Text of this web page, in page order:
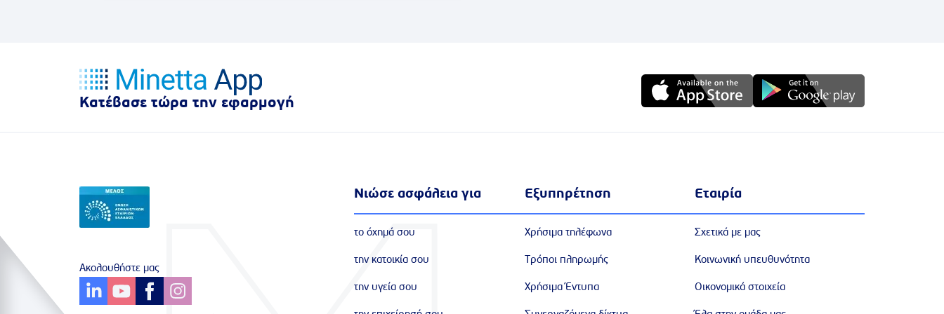
Κατέβασε τώρα την εφαρμογή
Ακολουθήστε μας
Νιώσε ασφάλεια για
το όχημά σου
την κατοικία σου
την υγεία σου
Εξυπηρέτηση
Χρήσιμα τηλέφωνα
Τρόποι πληρωμής
Χρήσιμα Έντυπα
Εταιρία
Σχετικά με μας
Κοινωνική υπευθυνότητα
Οικονομικά στοιχεία